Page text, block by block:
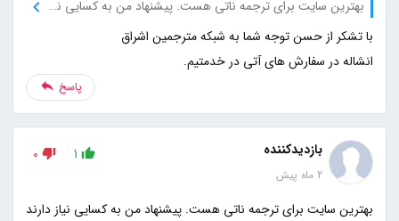
بهترین سایت برای ترجمه ناتی هست. پیشنهاد من به کسایی نیاز دارند همین سایت هست.
انشاله در سفارش های آتی در خدمتیم.
پاسخ
بازدیدکننده
2 ماه پیش
1
0
بهترین سایت برای ترجمه ناتی هست. پیشنهاد من به کسایی نیاز دارند